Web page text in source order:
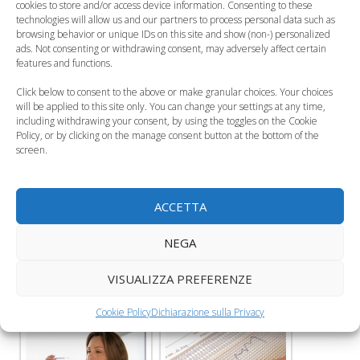
cookies to store and/or access device information. Consenting to these
technologies will allow us and our partners to process personal data such as
browsing behavior or unique IDs on this site and show (non-) personalized
ads. Not consenting or withdrawing consent, may adversely affect certain
features and functions.
Click below to consent to the above or make granular choices. Your choices
will be applied to this site only. You can change your settings at any time,
including withdrawing your consent, by using the toggles on the Cookie
Policy, or by clicking on the manage consent button at the bottom of the
screen.
ACCETTA
NEGA
VISUALIZZA PREFERENZE
Cookie PolicyDichiarazione sulla Privacy
La misurazione della
Il metodo Ogino-